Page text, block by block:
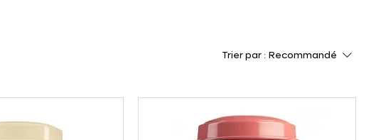
Trier par : Recommandé